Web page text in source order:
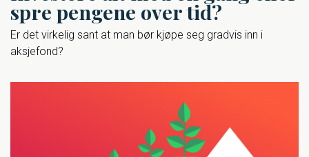
spre pengene over tid?
Er det virkelig sant at man bør kjøpe seg gradvis inn i
aksjefond?